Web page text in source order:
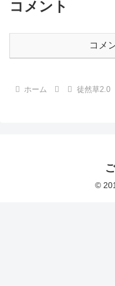
コメント
コメ
ホーム 徒然草2.0
©